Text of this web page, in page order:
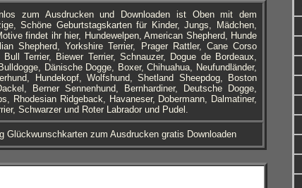
zum Ausdrucken und Downloaden ist Oben mit dem
Schöne Geburtstagskarten für Kinder, Jungs, Mädchen,
findet ihr hier, Hundewelpen, American Shepherd, Hunde
Shepherd, Yorkshire Terrier, Prager Rattler, Cane Corso
Terrier, Biewer Terrier, Schnauzer, Dogue de Bordeaux,
Dänische Dogge, Boxer, Chihuahua, Neufundländer,
Hundekopf, Wolfshund, Shetland Sheepdog, Boston
Berner Sennenhund, Bernhardiner, Deutsche Dogge,
Rhodesian Ridgeback, Havaneser, Dobermann, Dalmatiner,
Schwarzer und Roter Labrador und Pudel.
zum Ausdrucken gratis Downloaden